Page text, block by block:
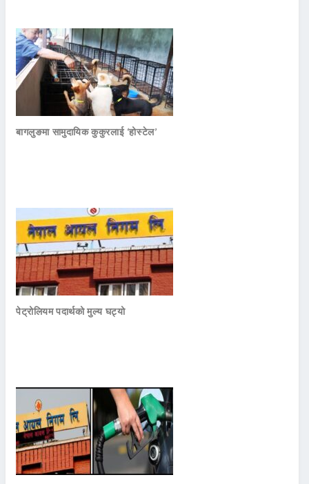
बागलुङमा सामुदायिक कुकुरलाई ‘होस्टेल’
पेट्रोलियम पदार्थको मुल्य घट्यो